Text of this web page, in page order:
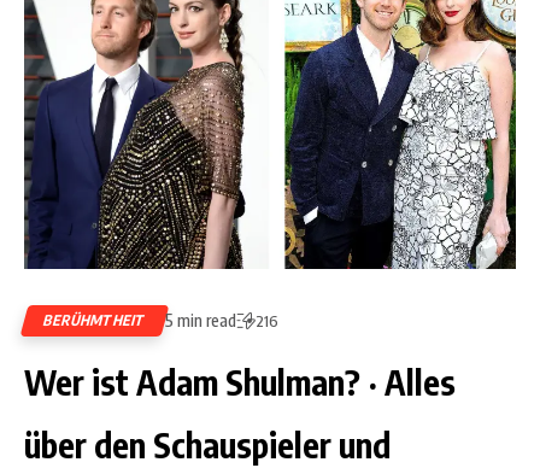
BERÜHMTHEIT 5 min read 216
Wer ist Adam Shulman? ‧ Alles
über den Schauspieler und